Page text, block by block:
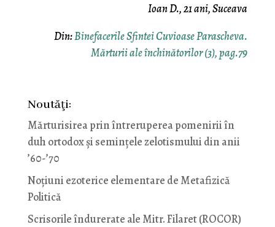
Ioan D., 21 ani, Suceava
Din:Binefacerile Sfintei Cuvioase Parascheva.
Mărturii ale închinătorilor (3), pag.79
Noutăţi:
Mărturisirea prin întreruperea pomenirii în
duh ortodox și semințele zelotismului din anii
’60-’70
Noţiuni ezoterice elementare de Metafizică
Politică
Scrisorile îndurerate ale Mitr. Filaret (ROCOR)